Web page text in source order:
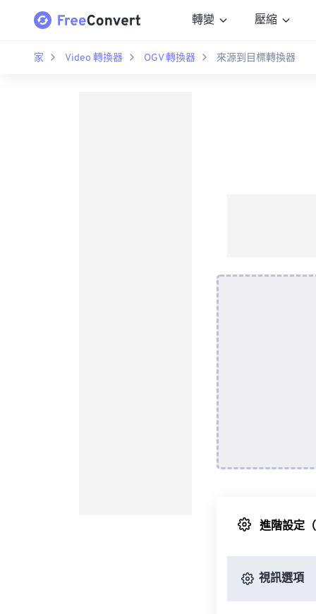
轉變 壓縮
家 Video 轉換器 OGV 轉換器 來源到目標轉換器
進階設定
視訊選項